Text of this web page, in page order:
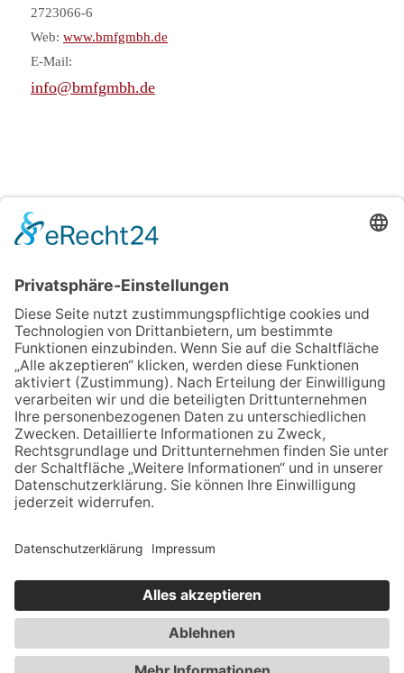
2723066-6
Web: www.bmfgmbh.de
E-Mail:
info@bmfgmbh.de
Produktbeispiele
copyright: BMF GmbH - Tel. 0371 2723066-0